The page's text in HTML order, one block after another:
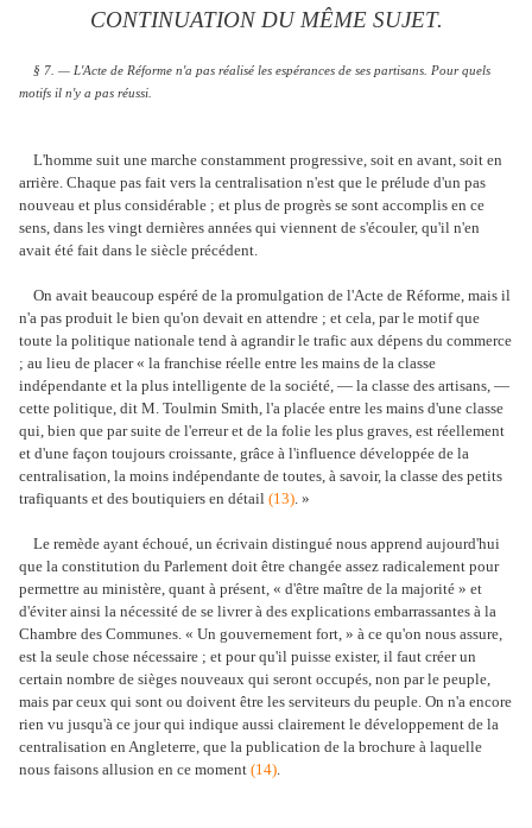
CONTINUATION DU MÊME SUJET.
§ 7. — L'Acte de Réforme n'a pas réalisé les espérances de ses partisans. Pour quels
motifs il n'y a pas réussi.
L'homme suit une marche constamment progressive, soit en avant, soit en
arrière. Chaque pas fait vers la centralisation n'est que le prélude d'un pas
nouveau et plus considérable ; et plus de progrès se sont accomplis en ce
sens, dans les vingt dernières années qui viennent de s'écouler, qu'il n'en
avait été fait dans le siècle précédent.
On avait beaucoup espéré de la promulgation de l'Acte de Réforme, mais il
n'a pas produit le bien qu'on devait en attendre ; et cela, par le motif que
toute la politique nationale tend à agrandir le trafic aux dépens du commerce
; au lieu de placer « la franchise réelle entre les mains de la classe
indépendante et la plus intelligente de la société, — la classe des artisans, —
cette politique, dit M. Toulmin Smith, l'a placée entre les mains d'une classe
qui, bien que par suite de l'erreur et de la folie les plus graves, est réellement
et d'une façon toujours croissante, grâce à l'influence développée de la
centralisation, la moins indépendante de toutes, à savoir, la classe des petits
trafiquants et des boutiquiers en détail (13). »
Le remède ayant échoué, un écrivain distingué nous apprend aujourd'hui
que la constitution du Parlement doit être changée assez radicalement pour
permettre au ministère, quant à présent, « d'être maître de la majorité » et
d'éviter ainsi la nécessité de se livrer à des explications embarrassantes à la
Chambre des Communes. « Un gouvernement fort, » à ce qu'on nous assure,
est la seule chose nécessaire ; et pour qu'il puisse exister, il faut créer un
certain nombre de sièges nouveaux qui seront occupés, non par le peuple,
mais par ceux qui sont ou doivent être les serviteurs du peuple. On n'a encore
rien vu jusqu'à ce jour qui indique aussi clairement le développement de la
centralisation en Angleterre, que la publication de la brochure à laquelle
nous faisons allusion en ce moment (14).